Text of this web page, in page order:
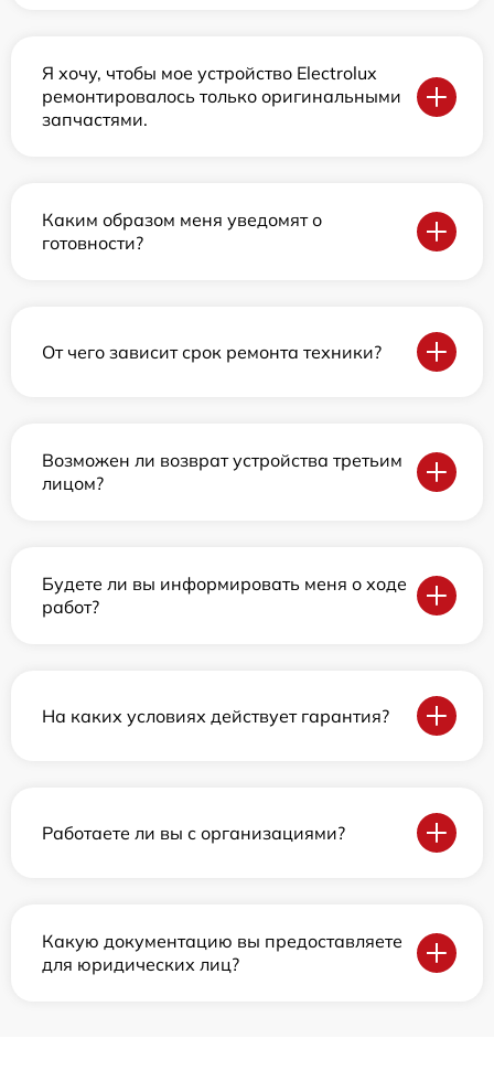
Я хочу, чтобы мое устройство Electrolux
ремонтировалось только оригинальными
запчастями.
Каким образом меня уведомят о
готовности?
От чего зависит срок ремонта техники?
Возможен ли возврат устройства третьим
лицом?
Будете ли вы информировать меня о ходе
работ?
На каких условиях действует гарантия?
Работаете ли вы с организациями?
Какую документацию вы предоставляете
для юридических лиц?